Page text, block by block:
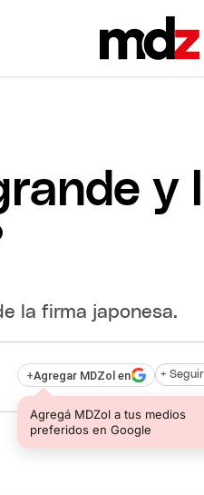
y
la firma japonesa.
+Agregar MDZol en
Agregá MDZol a tus medios
preferidos en Google
+